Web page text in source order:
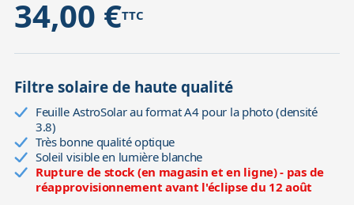
34,00 €TTC
Filtre solaire de haute qualité
Feuille AstroSolar au format A4 pour la photo (densité
3.8)
Très bonne qualité optique
Soleil visible en lumière blanche
Rupture de stock (en magasin et en ligne) - pas de
réapprovisionnement avant l'éclipse du 12 août